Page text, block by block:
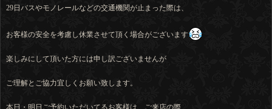
29日バスやモノレールなどの交通機関が止まった際は、
お客様の安全を考慮し休業させて頂く場合がございます
楽しみにして頂いた方には申し訳ございませんが
ご理解とご協力宜しくお願い致します。
本日・明日ご予約いただいてるお客様は、ご来店の際